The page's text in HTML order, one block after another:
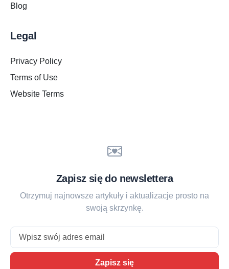
Blog
Legal
Privacy Policy
Terms of Use
Website Terms
Zapisz się do newslettera
Otrzymuj najnowsze artykuły i aktualizacje prosto na
swoją skrzynkę.
Zapisz się